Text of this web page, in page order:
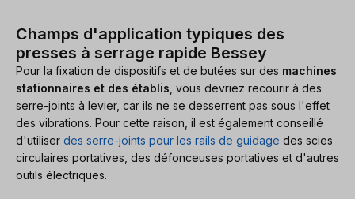
Champs d'application typiques des
presses à serrage rapide Bessey
Pour la fixation de dispositifs et de butées sur des machines
stationnaires et des établis , vous devriez recourir à des
serre-joints à levier, car ils ne se desserrent pas sous l'effet
des vibrations. Pour cette raison, il est également conseillé
d'utiliser des serre-joints pour les rails de guidage des scies
circulaires portatives, des défonceuses portatives et d'autres
outils électriques.